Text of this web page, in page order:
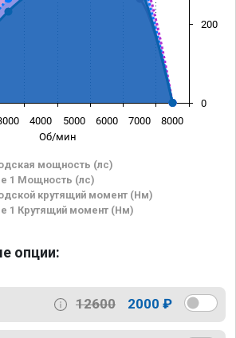
Об/мин
мощность (лс)
1 Мощность (лс)
крутящий момент (Нм)
1 Крутящий момент (Нм)
4000 5000 6000 7000 8000
0
200
опции:
12600 2000 ₽